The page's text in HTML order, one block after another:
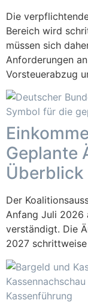
Die
Bereich wird
müssen sich
Anforderungen
Vorsteuerabzug
Geplante
Überblick
Der
Anfang Juli 2026
verständigt. Die
2027